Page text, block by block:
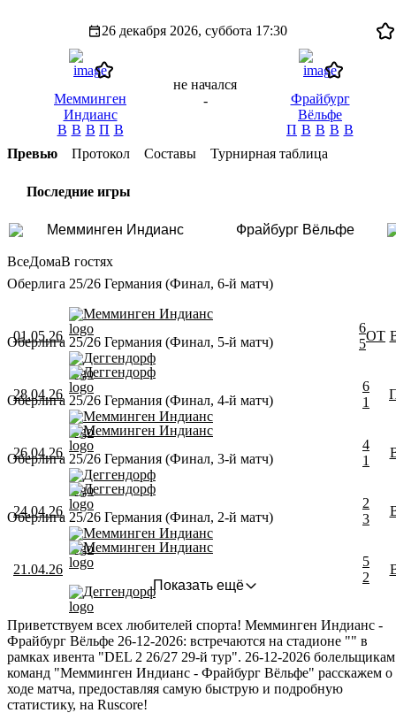
26 декабря 2026, суббота 17:30
Мемминген
Индианс
В В В П В
не начался
-
Фрайбург
Вёльфе
П В В В В
Превью
Протокол Составы Турнирная таблица
Последние игры
Мемминген Индианс Фрайбург Вёльфе
ВсеДомаВ гостях
Оберлига 25/26 Германия (Финал, 6-й матч)
01.05.26
Мемминген Индианс
Деггендорф
6
5
ОТ
Оберлига 25/26 Германия (Финал, 5-й матч)
28.04.26
Деггендорф
Мемминген Индианс
6
1
Оберлига 25/26 Германия (Финал, 4-й матч)
26.04.26
Мемминген Индианс
Деггендорф
4
1
Оберлига 25/26 Германия (Финал, 3-й матч)
24.04.26
Деггендорф
Мемминген Индианс
2
3
Оберлига 25/26 Германия (Финал, 2-й матч)
21.04.26
Мемминген Индианс
Деггендорф
5
2
Показать ещё
Приветствуем всех любителей спорта! Мемминген Индианс -
Фрайбург Вёльфе 26-12-2026: встречаются на стадионе "" в
рамках ивента "DEL 2 26/27 29-й тур". 26-12-2026 болельщикам
команд "Мемминген Индианс - Фрайбург Вёльфе" расскажем о
ходе матча, предоставляя самую быструю и подробную
статистику, на Ruscore!